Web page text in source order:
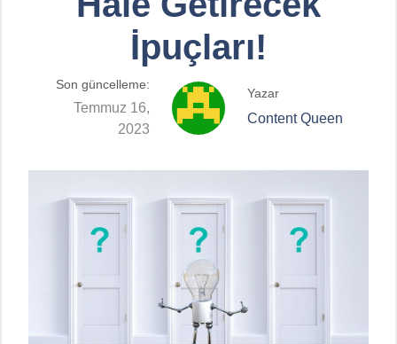
İpuçları!
Son güncelleme:
Temmuz 16,
2023
Yazar
Content Queen